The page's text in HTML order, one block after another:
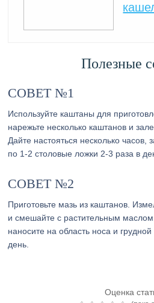
Полезные
СОВЕТ №1
Используйте каштаны для
нарежьте несколько каштанов и
Дайте настояться несколько часов,
по 1-2 столовые ложки 2-3 раза в
СОВЕТ №2
Приготовьте мазь из каштанов.
и смешайте с растительным
наносите на область носа и грудной
день.
Оценка